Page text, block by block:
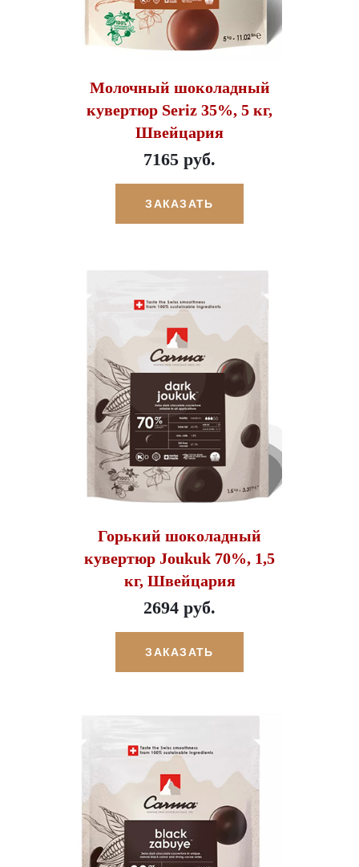
Молочный шоколадный
кувертюр Seriz 35%, 5 кг,
Швейцария
7165 руб.
ЗАКАЗАТЬ
Горький шоколадный
кувертюр Joukuk 70%, 1,5
кг, Швейцария
2694 руб.
ЗАКАЗАТЬ